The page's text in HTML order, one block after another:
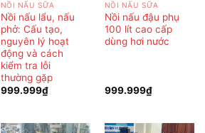
NỒI NẤU SỮA
Nồi nấu lẩu, nấu
phở: Cấu tạo,
nguyên lý hoạt
động và cách
kiểm tra lỗi
thường gặp
999.999₫
NỒI NẤU SỮA
Nồi nấu đậu phụ
100 lít cao cấp
dùng hơi nước
999.999₫